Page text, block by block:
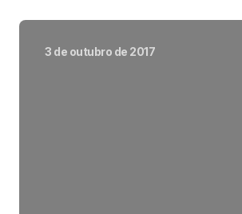
3 de outubro de 2017